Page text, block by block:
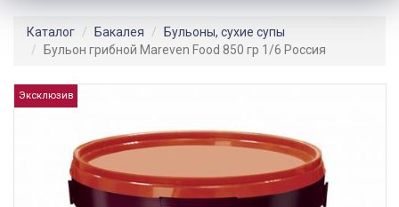
Каталог Бакалея
Бульоны, сухие супы
Бульон грибной Mareven Food 850 гр 1/6 Россия
Эксклюзив